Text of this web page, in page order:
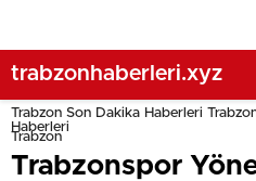
trabzonhaberleri.xyz
Trabzon Son Dakika Haberleri
Haberleri
Trabzon
Trabzonspor